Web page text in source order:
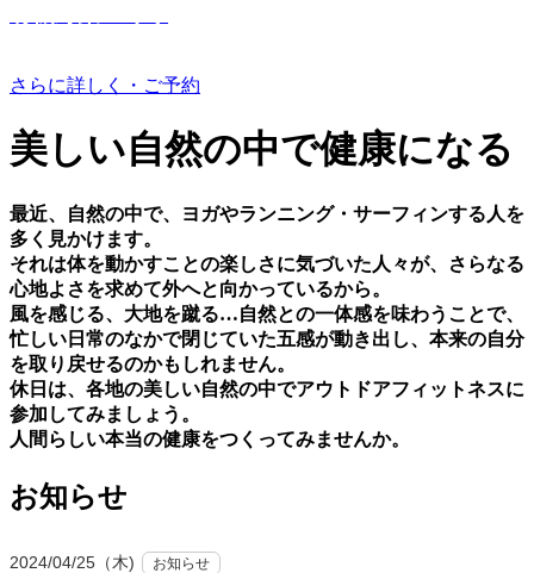
さらに詳しく・ご予約
美しい⾃然の中で健康になる
最近、⾃然の中で、ヨガやランニング・サーフィンする⼈を
多く⾒かけます。
それは体を動かすことの楽しさに気づいた⼈々が、さらなる
⼼地よさを求めて外へと向かっているから。
⾵を感じる、⼤地を蹴る…⾃然との⼀体感を味わうことで、
忙しい⽇常のなかで閉じていた五感が動き出し、本来の⾃分
を取り戻せるのかもしれません。
休⽇は、各地の美しい⾃然の中でアウトドアフィットネスに
参加してみましょう。
⼈間らしい本当の健康をつくってみませんか。
お知らせ
2024/04/25（木) お知らせ